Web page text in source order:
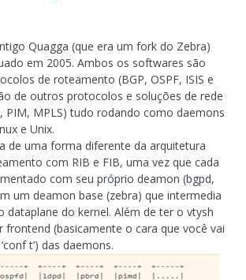
Quagga (que era um fork do Zebra)
em 2005. Ambos os softwares são
de roteamento (BGP, OSPF, ISIS e
de outros protocolos e soluções de rede
PIM, MPLS) tudo rodando como daemons
e Unix.
de uma forma diferente da arquitetura
com RIB e FIB, uma vez que cada
com seu próprio deamon (bgpd,
um deamon base (zebra) que intermedia
dataplane do kernel. Além de ter o vtysh
frontend (basicamente o cara que você vai
t’) das daemons.